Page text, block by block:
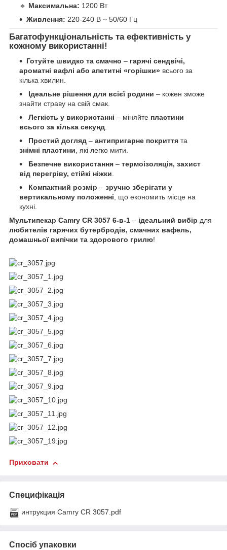
🔹 Максимальна: 1200 Вт
Живлення: 220-240 В ~ 50/60 Гц
Багатофункціональність та ефективність у
кожному використанні!
Готуйте швидко та смачно – гарячі сендвічі,
ароматні вафлі або апетитні «горішки» всього за
кілька хвилин.
Ідеальне рішення для всієї родини – кожен зможе
знайти страву на свій смак.
Легкість у використанні – міняйте пластини
всього за кілька секунд.
Простий догляд – антипригарне покриття та
знімні пластини, які легко мити.
Безпечне використання – термоізоляція, захист
від перегріву, стійкі ніжки.
Компактний розмір – зручно зберігати у
вертикальному положенні, що економить місце на
кухні.
Мультипекар Camry CR 3057 6-в-1 – ідеальний вибір для
любителів гарячих бутербродів, смачних вафель,
домашньої випічки та здорового грилю!
Приховати
Специфікація
интрукция Camry CR 3057.pdf
Спосіб упаковки